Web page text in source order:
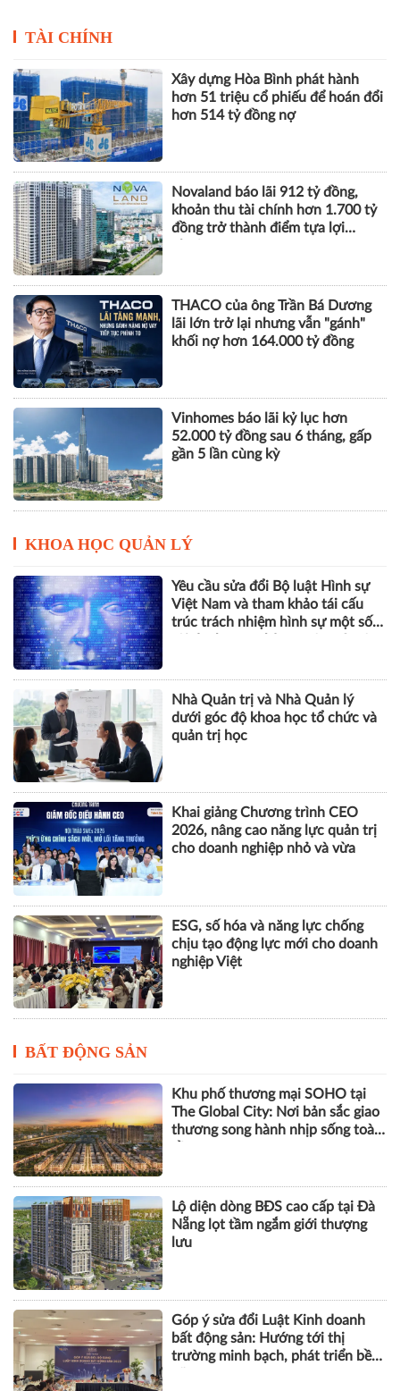
TÀI CHÍNH
Xây dựng Hòa Bình phát hành
hơn 51 triệu cổ phiếu để hoán đổi
hơn 514 tỷ đồng nợ
Novaland báo lãi 912 tỷ đồng,
khoản thu tài chính hơn 1.700 tỷ
đồng trở thành điểm tựa lợi
THACO của ông Trần Bá Dương
lãi lớn trở lại nhưng vẫn "gánh"
khối nợ hơn 164.000 tỷ đồng
Vinhomes báo lãi kỷ lục hơn
52.000 tỷ đồng sau 6 tháng, gấp
gần 5 lần cùng kỳ
KHOA HỌC QUẢN LÝ
Yêu cầu sửa đổi Bộ luật Hình sự
Việt Nam và tham khảo tái cấu
trúc trách nhiệm hình sự một số
Nhà Quản trị và Nhà Quản lý
dưới góc độ khoa học tổ chức và
quản trị học
Khai giảng Chương trình CEO
2026, nâng cao năng lực quản trị
cho doanh nghiệp nhỏ và vừa
ESG, số hóa và năng lực chống
chịu tạo động lực mới cho doanh
nghiệp Việt
BẤT ĐỘNG SẢN
Khu phố thương mại SOHO tại
The Global City: Nơi bản sắc giao
thương song hành nhịp sống toàn
Lộ diện dòng BĐS cao cấp tại Đà
Nẵng lọt tầm ngắm giới thượng
lưu
Góp ý sửa đổi Luật Kinh doanh
bất động sản: Hướng tới thị
trường minh bạch, phát triển bền